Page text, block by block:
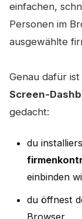
einfachen,
Personen im
ausgewählte
Genau dafür ist
Screen-
gedacht:
du
einbinden
du öffnest